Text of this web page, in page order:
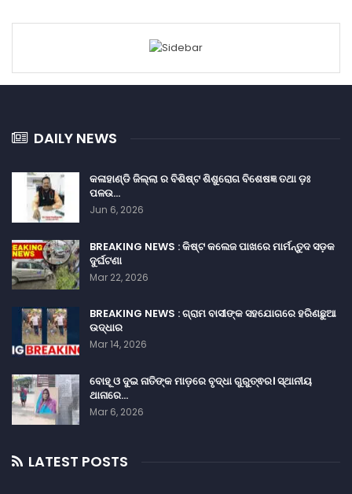
DAILY NEWS
କଳାହାଣ୍ଡି ଜିଲ୍ଲା ର ବିଶିଷ୍ଟ ଶିଶୁରୋଗ ବିଶେଷଜ୍ଞ ତଥା ଡ଼ଃ
ପଳଉ…
Jun 6, 2026
BREAKING NEWS : କିଷ୍ଟ କଲେଜ ପାଖରେ ମାର୍ମନ୍ତୁଦ ସଡ଼କ
ଦୁର୍ଘଟଣା
Mar 22, 2026
BREAKING NEWS : ଗ୍ରାମ ବାସୀଙ୍କ ସହଯୋଗରେ ହରିଣଛୁଆ
ଉଦ୍ଧାର
Mar 14, 2026
ବୋହୂ ଓ ଦୁଇ ନାତିଙ୍କ ମାଡ଼ରେ ବୃଦ୍ଧା ଗୁରୁତ୍ଵର। ସ୍ଥାନୀୟ
ଥାନାରେ…
Mar 6, 2026
LATEST POSTS